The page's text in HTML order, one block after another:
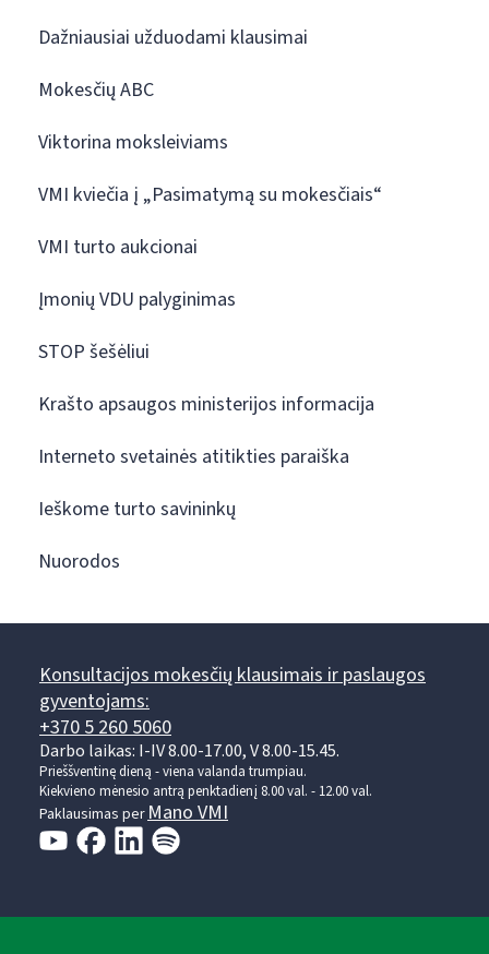
Dažniausiai užduodami klausimai
Mokesčių ABC
Viktorina moksleiviams
VMI kviečia į „Pasimatymą su mokesčiais“
VMI turto aukcionai
Įmonių VDU palyginimas
STOP šešėliui
Krašto apsaugos ministerijos informacija
Interneto svetainės atitikties paraiška
Ieškome turto savininkų
Nuorodos
Konsultacijos mokesčių klausimais ir paslaugos
gyventojams:
+370 5 260 5060
Darbo laikas: I-IV 8.00-17.00, V 8.00-15.45.
Prieššventinę dieną - viena valanda trumpiau.
Kiekvieno mėnesio antrą penktadienį 8.00 val. - 12.00 val.
Paklausimas per Mano VMI